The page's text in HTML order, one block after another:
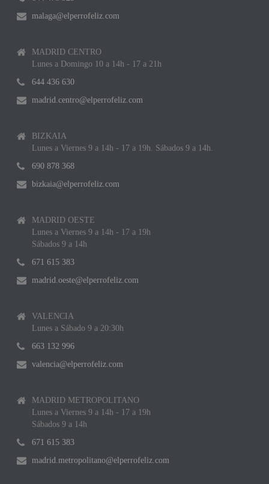
malaga@elperrofeliz.com
MADRID CENTRO
Lunes a Domingo 10 a 14h - 17 a 21h
644 436 630
madrid.centro@elperrofeliz.com
BIZKAIA
Lunes a Viernes 9 a 14h - 17 a 19h. Sábados 9 a 14h.
690 878 368
bizkaia@elperrofeliz.com
MADRID OESTE
Lunes a Viernes 9 a 14h - 17 a 19h
Sábados 9 a 14h
671 615 383
madrid.oeste@elperrofeliz.com
VALENCIA
Lunes a Sábado 9 a 20:30h
663 132 996
valencia@elperrofeliz.com
MADRID METROPOLITANO
Lunes a Viernes 9 a 14h - 17 a 19h
Sábados 9 a 14h
671 615 383
madrid.metropolitano@elperrofeliz.com